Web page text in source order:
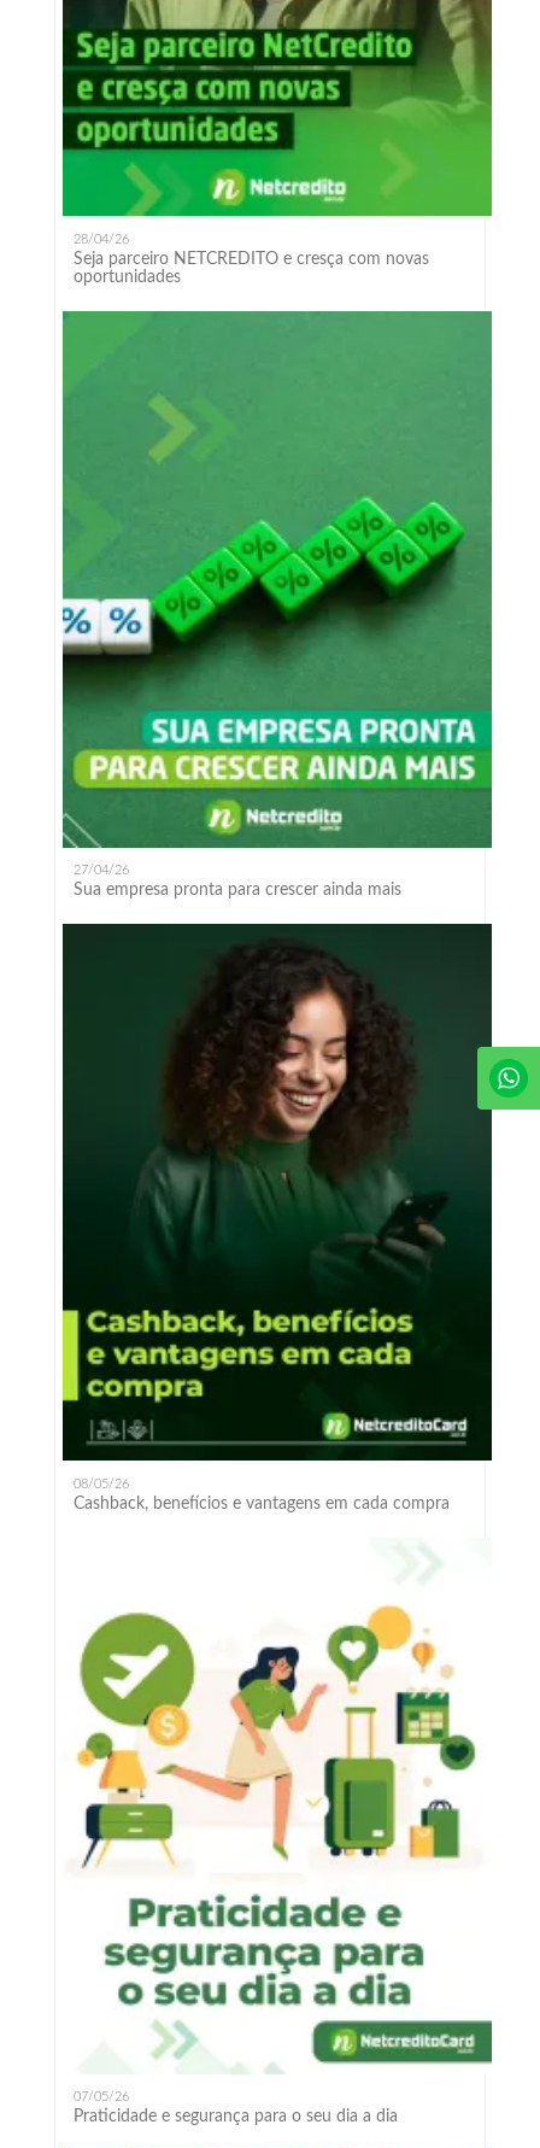
28/04/26
Seja parceiro NETCREDITO e cresça com novas
oportunidades
27/04/26
Sua empresa pronta para crescer ainda mais
08/05/26
Cashback, benefícios e vantagens em cada compra
07/05/26
Praticidade e segurança para o seu dia a dia